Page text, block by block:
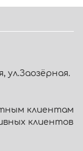
ул.Заозёрная.
клиентам
клиентов